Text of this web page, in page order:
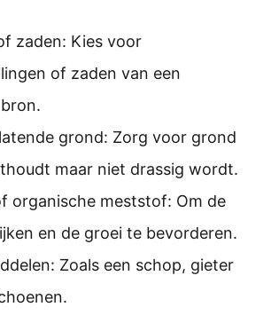
zaden: Kies voor
of zaden van een
grond: Zorg voor grond
maar niet drassig wordt.
organische meststof: Om de
en de groei te bevorderen.
Zoals een schop, gieter